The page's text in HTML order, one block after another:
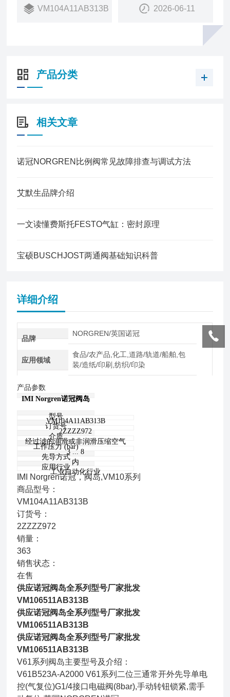
销量：VM104A11AB313B 2026-06-11
产品分类
相关文章
诺冠NORGREN比例阀常见故障排查与调试方法
艾默生品牌介绍
一文读懂费斯托FESTO气缸：密封原理
宝硕BUSCHJOST两通阀基础知识科普
详细介绍
品牌
NORGREN/英国诺冠
应用领域
食品/农产品,化工,道路/轨道/船舶,包
装/造纸/印刷,纺织/印染
产品参数
IMI Norgren诺冠阀岛
型号
VM104A11AB313B
订货号
2ZZZZ972
介质
经过滤的润滑或非润滑压缩空气
工作压力 (bar)
3 ... 8
先导方式
内
应用行业
工业自动化行业
IMI Norgren诺冠，阀岛,VM10系列
商品型号：
VM104A11AB313B
订货号：
2ZZZZ972
销量：
363
销售状态：
在售
供应诺冠阀岛全系列型号厂家批发
VM106511AB313B
供应诺冠阀岛全系列型号厂家批发
VM106511AB313B
供应诺冠阀岛全系列型号厂家批发
VM106511AB313B
V61系列阀岛主要型号及介绍：
V61B523A-A2000 V61系列二位三通常开外先导单电
控(气复位)G1/4接口电磁阀(8bar),手动转钮锁紧,需手